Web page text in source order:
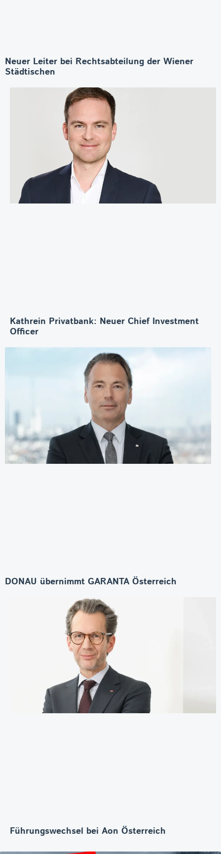
Neuer Leiter bei Rechtsabteilung der Wiener
Städtischen
Kathrein Privatbank: Neuer Chief Investment
Officer
DONAU übernimmt GARANTA Österreich
Führungswechsel bei Aon Österreich